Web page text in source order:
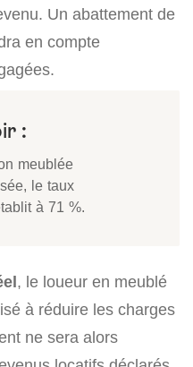
Un abattement de
en compte
:
meublée
le taux
à 71 %.
, le loueur en meublé
à réduire les charges
ne sera alors